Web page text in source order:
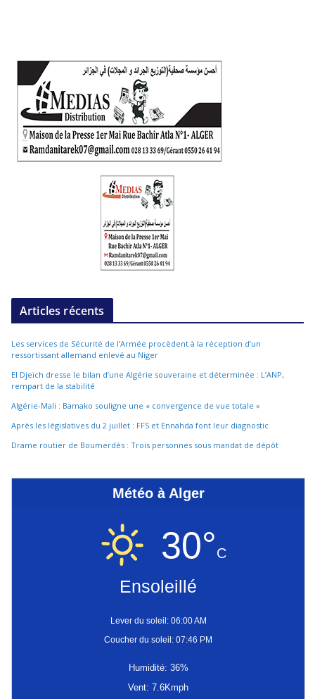
Articles récents
Les services de Sécurité de l’Armée procèdent à la réception d’un
ressortissant allemand enlevé au Niger
El Djeïch dresse le bilan d’une Algérie souveraine et déterminée : L’ANP,
rempart de la stabilité
Algérie-Mali : Bamako souligne une « convergence de vue totale »
Après les législatives du 2 juillet : FFS et Ennahda font leur diagnostic
Drame routier de Boumerdès : Trois personnes sous mandat de dépôt
Météo à Alger
30°C
Ensoleillé
Lever du soleil: 06:00 AM
Coucher du soleil: 07:46 PM
Humidité: 36%
Vent: 7.6Kmph